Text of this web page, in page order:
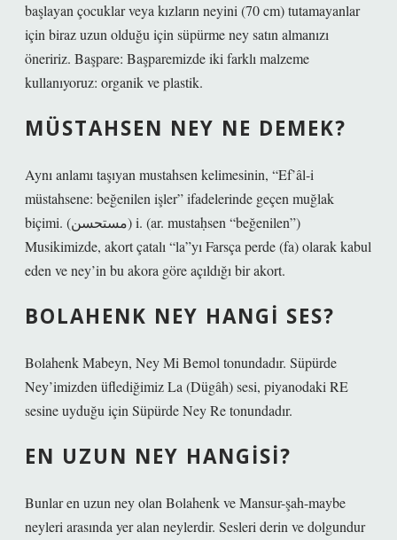
başlayan çocuklar veya kızların neyini (70 cm) tutamayanlar
için biraz uzun olduğu için süpürme ney satın almanızı
öneririz. Başpare: Başparemizde iki farklı malzeme
kullanıyoruz: organik ve plastik.
MÜSTAHSEN NEY NE DEMEK?
Aynı anlamı taşıyan mustahsen kelimesinin, “Ef’âl-i
müstahsene: beğenilen işler” ifadelerinde geçen muğlak
biçimi. (ﻣﺴﺘﺤﺴﻦ) i. (ar. mustaḥsen “beğenilen”)
Musikimizde, akort çatalı “la”yı Farsça perde (fa) olarak kabul
eden ve ney’in bu akora göre açıldığı bir akort.
BOLAHENK NEY HANGI SES?
Bolahenk Mabeyn, Ney Mi Bemol tonundadır. Süpürde
Ney’imizden üflediğimiz La (Dügâh) sesi, piyanodaki RE
sesine uyduğu için Süpürde Ney Re tonundadır.
EN UZUN NEY HANGISI?
Bunlar en uzun ney olan Bolahenk ve Mansur-şah-maybe
neyleri arasında yer alan neylerdir. Sesleri derin ve dolgundur